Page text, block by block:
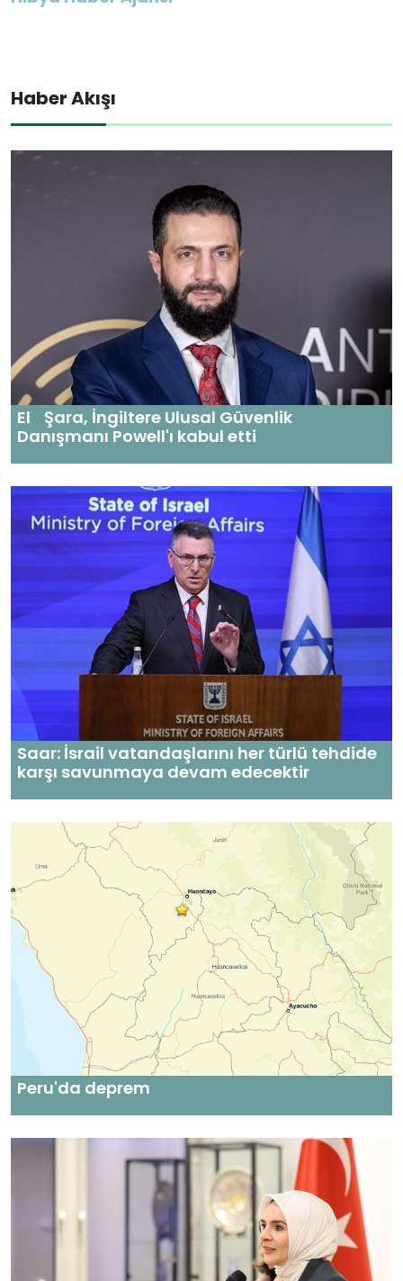
Haber Akışı
El Şara, İngiltere Ulusal Güvenlik
Danışmanı Powell'ı kabul etti
Saar: İsrail vatandaşlarını her türlü tehdide
karşı savunmaya devam edecektir
Peru'da deprem